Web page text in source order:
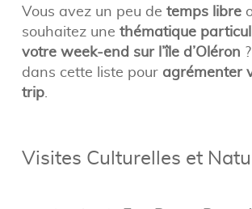
Vous avez un peu de temps libre
souhaitez une thématique
votre week-end sur l’île d’Oléron
dans cette liste pour agrémenter
trip.
Visites Culturelles et